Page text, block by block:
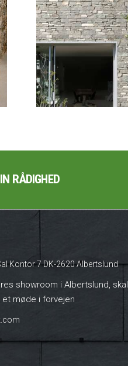
RÅDIGHED
Kontor 7 DK-2620 Albertslund
showroom i Albertslund, skal
møde i forvejen